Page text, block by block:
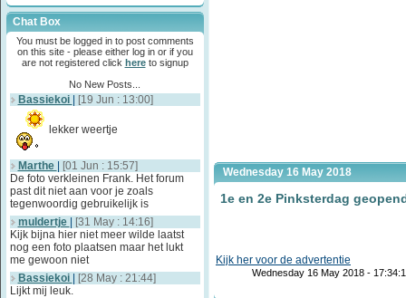
Chat Box
You must be logged in to post comments
on this site - please either log in or if you
are not registered click hereto signup
No New Posts...
Bassiekoi [19 Jun : 13:00]
lekker weertje
Marthe
[01 Jun : 15:57]
De foto verkleinen Frank. Het forum
past dit niet aan voor je zoals
tegenwoordig gebruikelijk is
muldertje
[31 May : 14:16]
Kijk bijna hier niet meer wilde laatst
nog een foto plaatsen maar het lukt
me gewoon niet
Bassiekoi
[28 May : 21:44]
Lijkt mij leuk.
Wednesday 16 May 2018
1e en 2e Pinksterdag
Kijk her voor de advertentie
Wednesday 16 May 2018 -